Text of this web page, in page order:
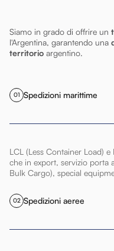
Siamo in grado di offrire un
l'Argentina, garantendo una
territorio argentino.
01 Spedizioni marittime
LCL (Less Container Load)
che in export, servizio porta
Bulk Cargo), special
02 Spedizioni aeree